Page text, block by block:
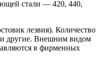
стали — 420, 440,
лезвия). Количество
другие. Внешним видом
в фирменных